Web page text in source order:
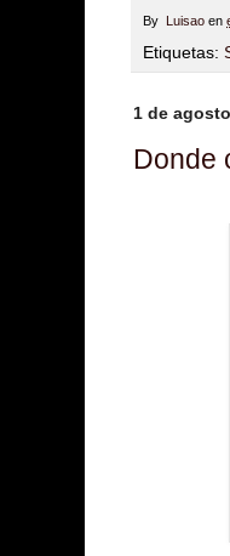
By Luisao en
Etiquetas:
1 de
Donde